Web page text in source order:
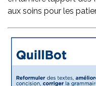
aux soins pour les